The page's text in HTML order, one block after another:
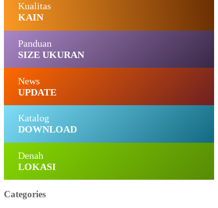
Kualitas
KAIN
Panduan
SIZE UKURAN
News
UPDATE
Katalog
DOWNLOAD
Denah
LOKASI
Categories